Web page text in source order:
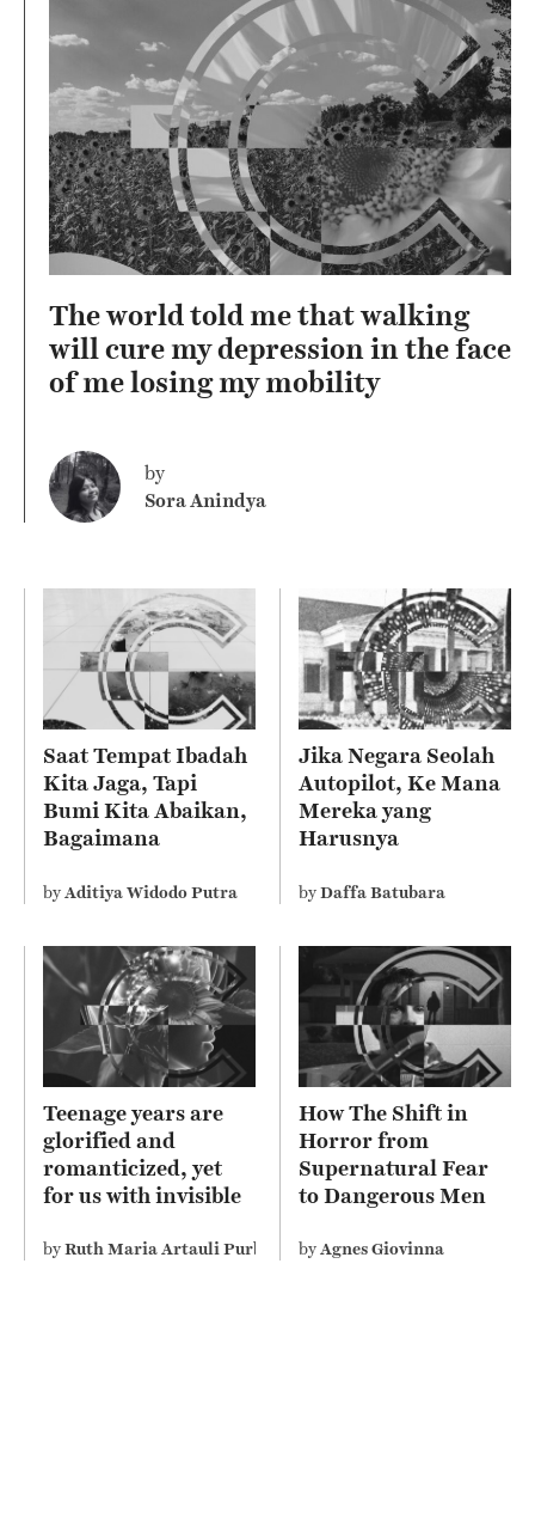
The world told me that walking
will cure my depression in the face
of me losing my mobility
by
Sora Anindya
Saat Tempat Ibadah
Kita Jaga, Tapi
Bumi Kita Abaikan,
Bagaimana
Agama Kita?
byAditiya Widodo Putra
Jika Negara Seolah
Autopilot, Ke Mana
Mereka yang
Harusnya
byDaffa Batubara
Teenage years are
glorified and
romanticized, yet
for us with invisible
differently
byRuth Maria Artauli Purba
How The Shift in
Horror from
Supernatural Fear
to Dangerous Men
Screen
byAgnes Giovinna